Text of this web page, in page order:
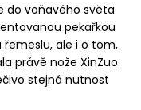
do voňavého světa
pekařkou
ale i o tom,
právě nože XinZuo.
stejná nutnost